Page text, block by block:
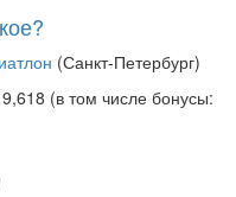
(Санкт-Петербург)
(в том числе бонусы: